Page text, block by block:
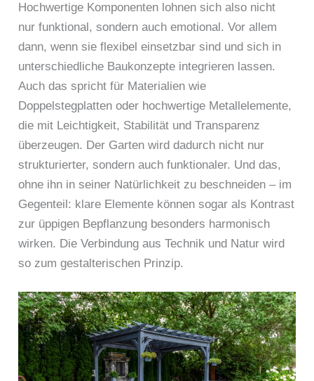
Hochwertige Komponenten lohnen sich also nicht
nur funktional, sondern auch emotional. Vor allem
dann, wenn sie flexibel einsetzbar sind und sich in
unterschiedliche Baukonzepte integrieren lassen.
Auch das spricht für Materialien wie
Doppelstegplatten oder hochwertige Metallelemente,
die mit Leichtigkeit, Stabilität und Transparenz
überzeugen. Der Garten wird dadurch nicht nur
strukturierter, sondern auch funktionaler. Und das,
ohne ihn in seiner Natürlichkeit zu beschneiden – im
Gegenteil: klare Elemente können sogar als Kontrast
zur üppigen Bepflanzung besonders harmonisch
wirken. Die Verbindung aus Technik und Natur wird
so zum gestalterischen Prinzip.